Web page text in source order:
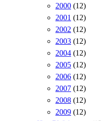
2000 (12)
2001 (12)
2002 (12)
2003 (12)
2004 (12)
2005 (12)
2006 (12)
2007 (12)
2008 (12)
2009 (12)